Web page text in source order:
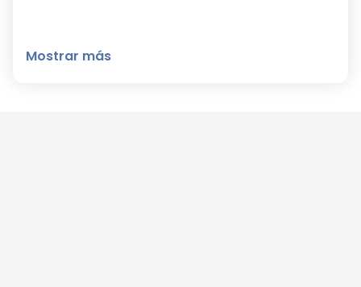
Mostrar más